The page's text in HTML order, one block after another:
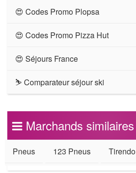
😍 Codes Promo Plopsa
😍 Codes Promo Pizza Hut
😍 Séjours France
⛷ Comparateur séjour ski
Marchands similaires
Pneus 123 Pneus Tirendo